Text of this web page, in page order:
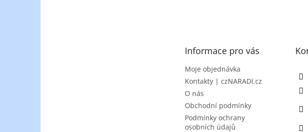
Informace pro vás
Moje objednávka
Kontakty | czNARADI.cz
O nás
Obchodní podmínky
Podmínky ochrany
osobních údajů